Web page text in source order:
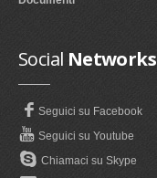
Social Networks
Seguici su Facebook
Seguici su Youtube
Chiamaci su Skype